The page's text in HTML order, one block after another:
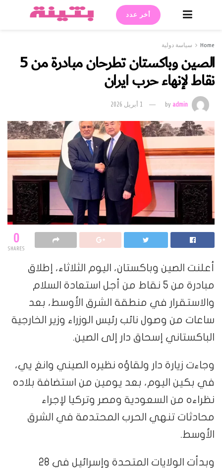
أخر عدد
Home سياسة دولية
الصين وباكستان تطرحان مبادرة من 5
نقاط لإنهاء حرب ايران
byadmin 1 أبريل 2026
0
SHARES
أعلنت الصين وباكستان، اليوم الثلاثاء، إطلاق
مبادرة من 5 ‌نقاط من أجل ‌استعادة ‌السلام
والاستقرار في منطقة الشرق الأوسط، بعد
ساعات من وصول نائب رئيس الوزراء وزير الخارجية
الباكستاني إسحاق دار إلى الصين.
وجاءت زيارة دار ولقاؤه نظيره الصيني وانغ يي،
في بكين اليوم، بعد يومين من استضافة بلاده
نظراءه من السعودية ومصر وتركيا لإجراء
محادثات تنهي الحرب المحتدمة في الشرق
الأوسط.
وبدأت الولايات المتحدة وإسرائيل في 28